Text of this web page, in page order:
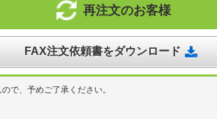
再注文のお客様
FAX注文依頼書をダウンロード
で、予めご了承ください。